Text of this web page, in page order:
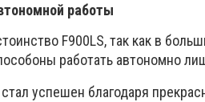
работы
F900LS, так как в
работать автономно
успешен благодаря